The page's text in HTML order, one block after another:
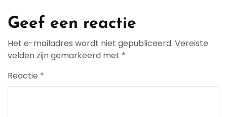
Geef een reactie
Het e-mailadres wordt niet gepubliceerd. Vereiste
velden zijn gemarkeerd met *
Reactie *